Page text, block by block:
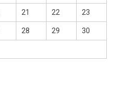
21 22 23
28 29 30